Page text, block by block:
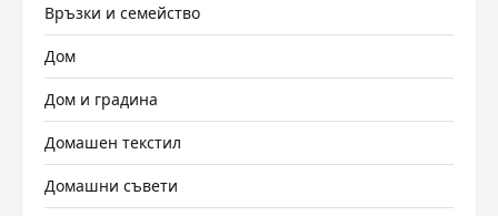
Връзки и семейство
Дом
Дом и градина
Домашен текстил
Домашни съвети